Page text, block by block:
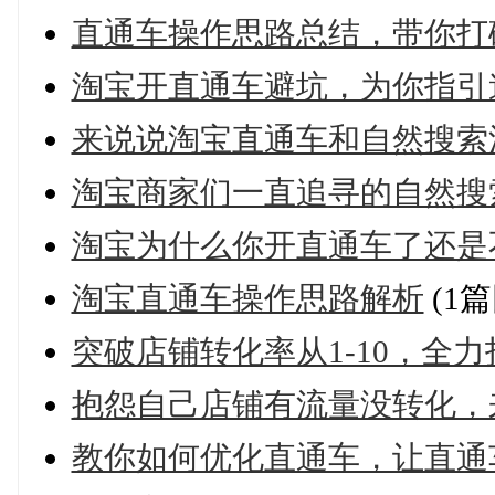
直通车操作思路总结，带你
淘宝开直通车避坑，为你指
来说说淘宝直通车和自然搜
淘宝商家们一直追寻的自然
淘宝为什么你开直通车了还
淘宝直通车操作思路解析 (1
突破店铺转化率从1-10，全
抱怨自己店铺有流量没转化
教你如何优化直通车，让直